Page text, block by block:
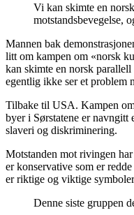
Vi kan skimte en
motstandsbevegelse,
Mannen bak
litt om kampen om «norsk
kan skimte en norsk
egentlig ikke ser et problem
Tilbake til USA. Kampen
byer i Sørstatene er navngitt
slaveri og diskriminering.
Motstanden mot rivingen
er konservative som er
er riktige og viktige
Denne siste gruppen